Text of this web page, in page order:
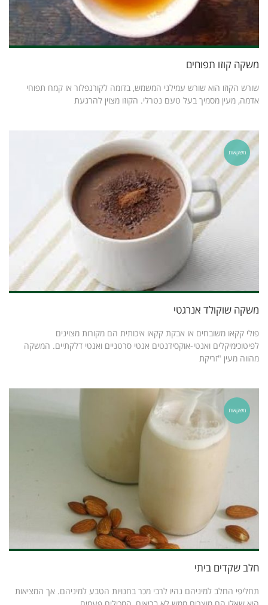
משקה קוזו תפוחים
שורש הקוזו הוא שורש עמילני המשמש, בדומה לקורנפלור או קמח תפוחי
אדמה, מעין מסמיך בעל טעם נטרלי. הקוזו מצוין להרגעת
משקאות
משקה שוקולד אנרגטי
פולי קקאו משובחים או אבקת קקאו איכותית הם מקורות מצוינים
לפיטוכימיקלים ואנטי-אוקסידנטים אנטי סרטניים ואנטי דלקתיים. המשקה
מהווה מעין "זריקת
משקאות
חלב שקדים ביתי
תחליפי החלב למיניהם נהיו לרבי מכר בחנויות הטבע למיניהם. אך המציאות